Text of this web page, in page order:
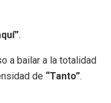
.
a bailar a la totalidad
de “Tanto”.